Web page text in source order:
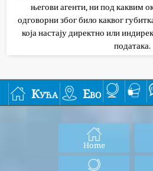
његови агенти, ни под каквим
одговорни због било каквог
која настају директно или
података.
Кућа Ево
Home